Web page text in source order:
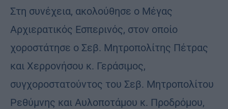
Στη συνέχεια, ακολούθησε ο Μέγας
Αρχιερατικός Εσπερινός, στον οποίο
χοροστάτησε ο Σεβ. Μητροπολίτης Πέτρας
και Χερρονήσου κ. Γεράσιμος,
συγχοροστατούντος του Σεβ. Μητροπολίτου
Ρεθύμνης και Αυλοποτάμου κ. Προδρόμου,